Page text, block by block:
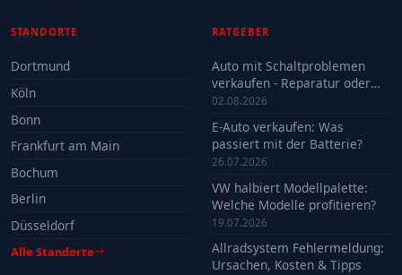
STANDORTE
Dortmund
Köln
Bonn
Frankfurt am Main
Bochum
Berlin
Düsseldorf
Alle Standorte
RATGEBER
Auto mit Schaltproblemen
verkaufen - Reparatur oder
Verkauf?
02.08.2026
E-Auto verkaufen: Was
passiert mit der Batterie?
26.07.2026
VW halbiert Modellpalette:
Welche Modelle profitieren?
19.07.2026
Allradsystem Fehlermeldung:
Ursachen, Kosten & Tipps